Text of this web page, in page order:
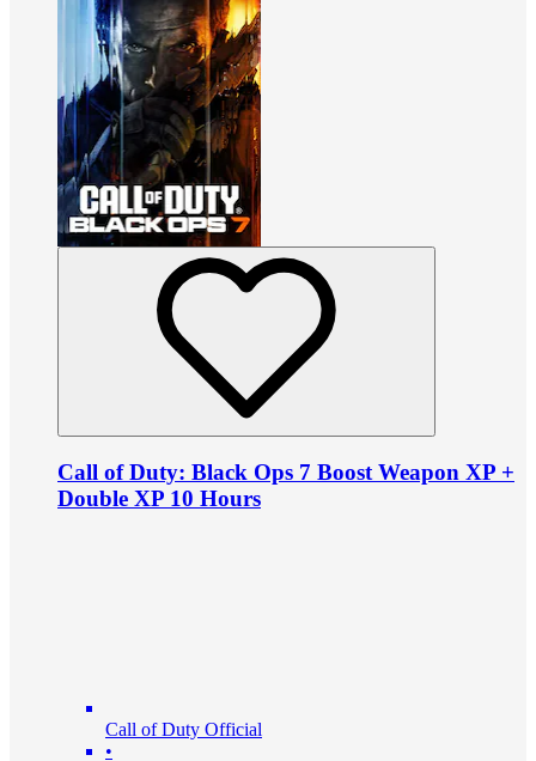
Call of Duty: Black Ops 7 Boost Weapon XP +
Double XP 10 Hours
Call of Duty Official
•